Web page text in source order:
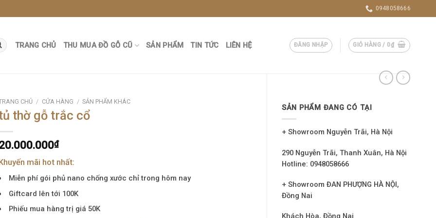
0948058666
TRANG CHỦ THU MUA ĐỒ GỖ CŨ SẢN PHẨM TIN TỨC LIÊN HỆ ĐĂNG NHẬP GIỎ HÀNG / 0₫
SẢN PHẨM ĐANG CÓ TẠI
+ Showroom Nguyễn Trãi, Hà Nội
290 Nguyễn Trãi, Thanh Xuân, Hà Nội
Hotline: 0948058666
+ Showroom ĐAN PHƯỢNG HÀ NỘI,
Đồng Nai
CHỦ / CỬA HÀNG / SẢN PHẨM KHÁC
thờ gỗ trắc cổ
₫
mãi hot nhất:
Miễn phí gói phủ nano chống xước chỉ trong hôm nay
Giftcard lên tới 100K
Phiếu mua hàng trị giá 50K